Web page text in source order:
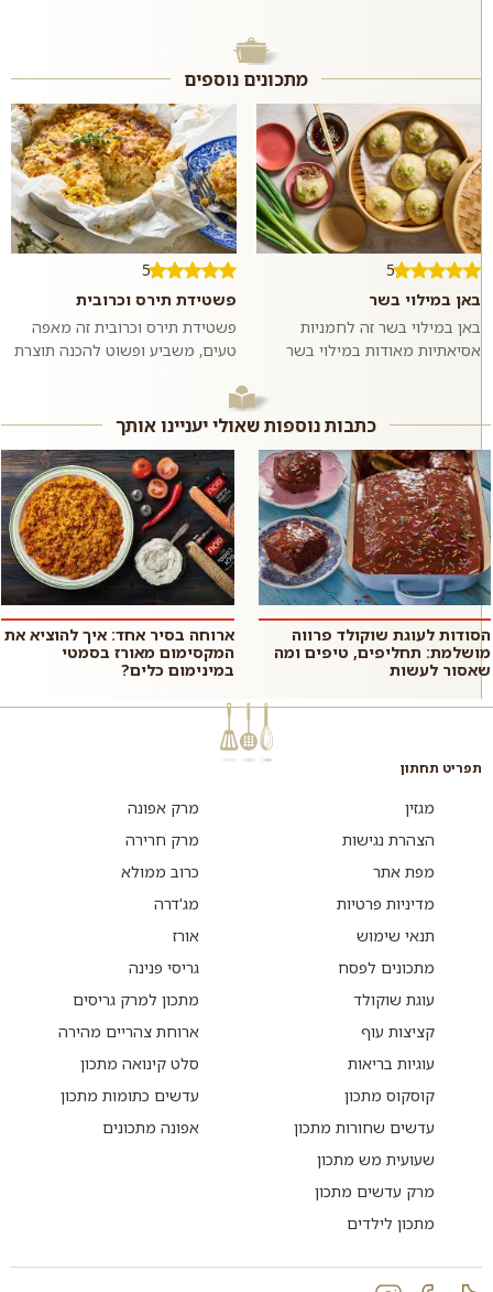
מתכונים נוספים
5
באן במילוי בשר
באן במילוי בשר זה לחמניות
אסיאתיות מאודות במילוי בשר
אם רוצים,...
5
פשטידת תירס וכרובית
פשטידת תירס וכרובית זה מאפה
טעים, משביע ופשוט להכנה תוצרת
מחמיא לטעמה של הכרובית. כדאי
לנסות...
כתבות נוספות שאולי יעניינו אותך
הסודות לעוגת שוקולד פרווה
מושלמת: תחליפים, טיפים ומה
שאסור לעשות
ארוחה בסיר אחד: איך להוציא את
המקסימום מאורז בסמטי
במינימום כלים?
תפריט תחתון
מגזין
הצהרת נגישות
מפת אתר
מדיניות פרטיות
תנאי שימוש
מתכונים לפסח
עוגת שוקולד
קציצות עוף
עוגיות בריאות
קוסקוס מתכון
עדשים שחורות מתכון
שעועית מש מתכון
מרק עדשים מתכון
מתכון לילדים
מרק אפונה
מרק חרירה
כרוב ממולא
מג'דרה
אורז
גריסי פנינה
מתכון למרק גריסים
ארוחת צהריים מהירה
סלט קינואה מתכון
עדשים כתומות מתכון
אפונה מתכונים